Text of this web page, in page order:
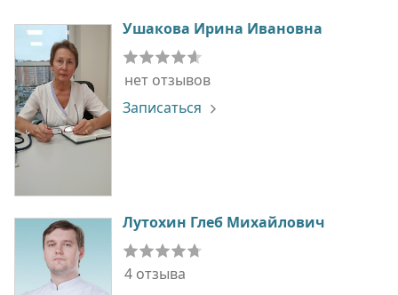
Ушакова Ирина Ивановна
нет отзывов
Записаться
Лутохин Глеб Михайлович
4 отзыва